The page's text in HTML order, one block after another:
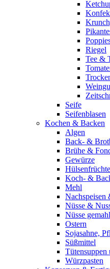
Riegel
Tee &
Seife
Seifenblasen
Kochen & Backen
Algen
Back- &
Brühe &
Gewürze
Hülsenfrüchte
Koch- &
Mehl
Nachspeisen
Nüsse &
Nüsse
Ostern
Sojasahne,
Süßmittel
Tütensuppen
Würzpasten